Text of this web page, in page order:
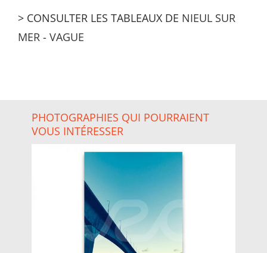
> CONSULTER LES TABLEAUX DE NIEUL SUR
MER- VAGUE
PHOTOGRAPHIES QUI POURRAIENT
VOUS INTÉRESSER